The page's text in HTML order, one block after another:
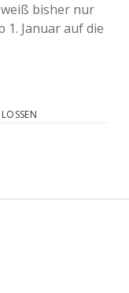
bisher nur
1. Januar auf die